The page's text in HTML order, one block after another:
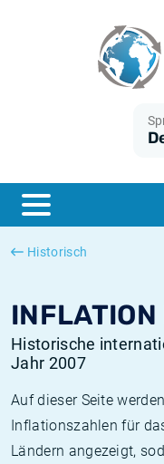
Historisch
Historische
Jahr 2007
Auf dieser Seite
Inflationszahlen für
Ländern angezeigt,
ESTER
SONIA
Was ist die VPI-Inflation?
Was ist die HVPI-
Deutsche inflation
Europäische inflation
Historische Euribor-Sätze
Historische ESTER-Sätze
Historische SOFR-Sätze
Historische SONIA-Sätze
Inflationsrechner